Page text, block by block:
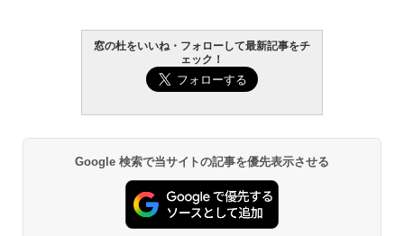
窓の杜をいいね・フォローして最新記事をチ
ェック！
Google 検索で当サイトの記事を優先表示させる